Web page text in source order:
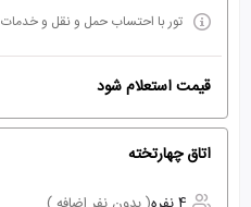
تور با احتساب حمل و نقل و خدمات
قیمت استعلام شود
اتاق چهارتخته